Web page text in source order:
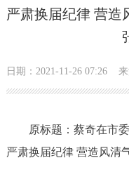
北京要闻
政务公开
市领导
严肃换届纪律 营造
日期：2021-11-26 07:26
原标题：蔡奇在市委
严肃换届纪律 营造风清